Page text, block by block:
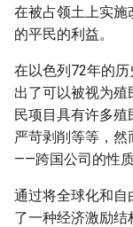
在被占领土上实施
的平民的利益。
在以色列72年的
出了可以被视为
民项目具有许多殖
严苛剥削等等，
——跨国公司的性质
通过将全球化和自
了一种经济激励